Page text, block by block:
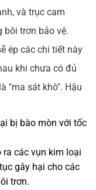
và trục cam
bôi trơn bảo vệ.
ép các chi tiết này
khi chưa có đủ
"ma sát khô". Hậu
bị bào mòn với tốc
các vụn kim loại
gây hại cho các
trơn.